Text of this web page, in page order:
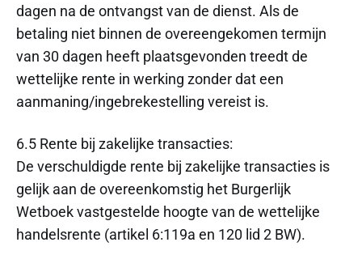
dagen na de ontvangst van de dienst. Als de
betaling niet binnen de overeengekomen termijn
van 30 dagen heeft plaatsgevonden treedt de
wettelijke rente in werking zonder dat een
aanmaning/ingebrekestelling vereist is.
6.5 Rente bij zakelijke transacties:
De verschuldigde rente bij zakelijke transacties is
gelijk aan de overeenkomstig het Burgerlijk
Wetboek vastgestelde hoogte van de wettelijke
handelsrente (artikel 6:119a en 120 lid 2 BW).